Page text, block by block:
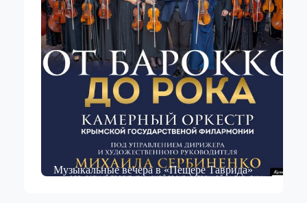
Музыкальные вечера в «Пещере Таврида»